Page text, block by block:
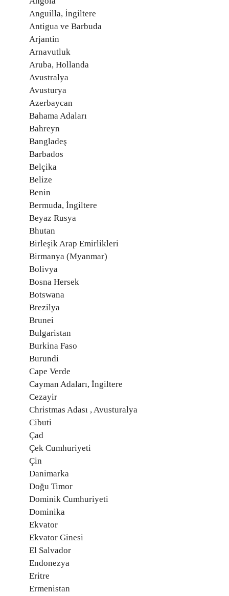
Anguilla, İngiltere
Antigua ve Barbuda
Arjantin
Arnavutluk
Aruba, Hollanda
Avustralya
Avusturya
Azerbaycan
Bahama Adaları
Bahreyn
Bangladeş
Barbados
Belçika
Belize
Benin
Bermuda, İngiltere
Beyaz Rusya
Bhutan
Birleşik Arap Emirlikleri
Birmanya (Myanmar)
Bolivya
Bosna Hersek
Botswana
Brezilya
Brunei
Bulgaristan
Burkina Faso
Burundi
Cape Verde
Cayman Adaları, İngiltere
Cezayir
Christmas Adası , Avusturalya
Cibuti
Çad
Çek Cumhuriyeti
Çin
Danimarka
Doğu Timor
Dominik Cumhuriyeti
Dominika
Ekvator
Ekvator Ginesi
El Salvador
Endonezya
Eritre
Ermenistan